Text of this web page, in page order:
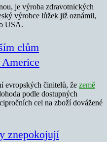
je výroba zdravotnických
výrobce lůžek již oznámil,
USA.
clům
evropských činitelů, že země
podle dostupných
cel na zboží dovážené
znepokojují